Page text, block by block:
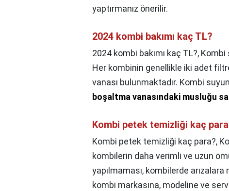
yaptırmanız önerilir.
2024 kombi bakımı kaç TL?
2024 kombi bakımı kaç TL?, Kombi
Her kombinin genellikle iki adet
vanası bulunmaktadır. Kombi
boşaltma vanasındaki musluğu
Kombi petek temizliği kaç
Kombi petek temizliği kaç para?,
kombilerin daha verimli ve uzun
yapılmaması, kombilerde
kombi markasına, modeline ve